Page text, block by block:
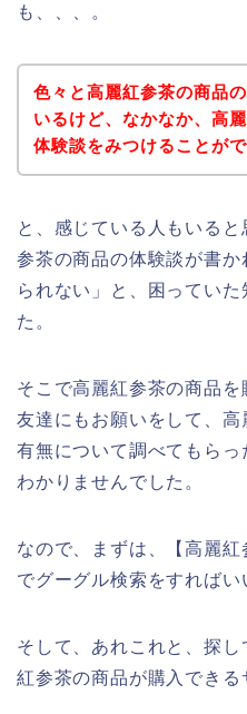
も、、、。
色々と高麗紅参茶の商品
いるけど、なかなか、高
体験談をみつけることがで
と、感じている人もいる
参茶の商品の体験談が書
られない」と、困ってい
た。
そこで高麗紅参茶の商品
友達にもお願いをして、
有無について調べてもらっ
わかりませんでした。
なので、まずは、【高麗
でグーグル検索をすればい
そして、あれこれと、探
紅参茶の商品が購入できる